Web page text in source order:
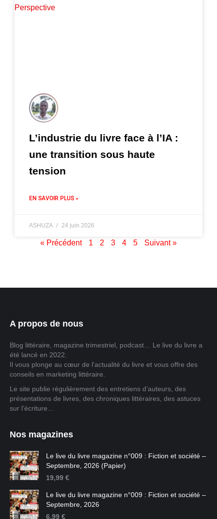
L’industrie du livre face à l’IA :
une transition sous haute
tension
EN SAVOIR PLUS »
ASHUZA 24 juin 2026
« Précédent 1 2 3 4 5 Suivant »
A propos de nous
Blog littéraire, magazine trimestriel, podcast… Le live du livre a
été lancé en 2022.
Il vous plonge au cœur de l'actualité du livre et vous offre des
conseils en marketing littéraire.
Le site publie régulièrement des entretiens d’auteurs, des
présentations de livres, des chroniques littéraires, des astuces
sur l’écriture…
Nos magazines
Le live du livre magazine n°009 : Fiction et société –
Septembre, 2026 (Papier)
19,99 €
Le live du livre magazine n°009 : Fiction et société –
Septembre, 2026
6,99 €